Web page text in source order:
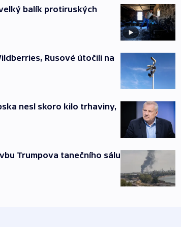
balík protiruských
Rusové útočili na
nesl skoro kilo trhaviny,
Trumpova tanečního sálu